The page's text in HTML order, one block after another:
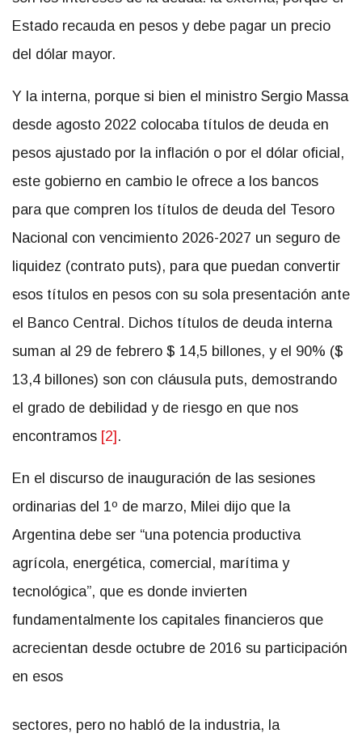
Estado recauda en pesos y debe pagar un precio
del dólar mayor.
Y la interna, porque si bien el ministro Sergio Massa
desde agosto 2022 colocaba títulos de deuda en
pesos ajustado por la inflación o por el dólar oficial,
este gobierno en cambio le ofrece a los bancos
para que compren los títulos de deuda del Tesoro
Nacional con vencimiento 2026-2027 un seguro de
liquidez (contrato puts), para que puedan convertir
esos títulos en pesos con su sola presentación ante
el Banco Central. Dichos títulos de deuda interna
suman al 29 de febrero $ 14,5 billones, y el 90% ($
13,4 billones) son con cláusula puts, demostrando
el grado de debilidad y de riesgo en que nos
encontramos [2].
En el discurso de inauguración de las sesiones
ordinarias del 1º de marzo, Milei dijo que la
Argentina debe ser “una potencia productiva
agrícola, energética, comercial, marítima y
tecnológica”, que es donde invierten
fundamentalmente los capitales financieros que
acrecientan desde octubre de 2016 su participación
en esos
sectores, pero no habló de la industria, la